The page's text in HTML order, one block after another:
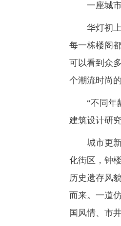
一座城市
华灯初上
每一栋楼阁
可以看到众
个潮流时尚
“不同年龄
建筑设计研
城市更新
化街区，钟
历史遗存风
而来。一道
国风情、市